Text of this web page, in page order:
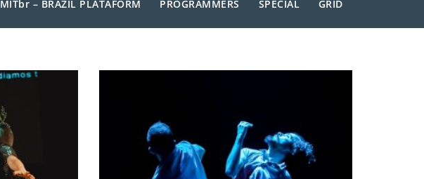
MITbr – BRAZIL PLATAFORM PROGRAMMERS SPECIAL GRID